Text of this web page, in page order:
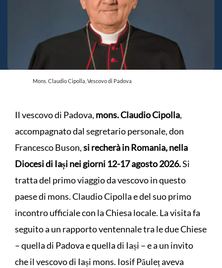
Mons. Claudio Cipolla, Vescovo di Padova
Il vescovo di Padova, mons. Claudio Cipolla,
accompagnato dal segretario personale, don
Francesco Buson,si recherà in Romania, nella
Diocesi di Iași nei giorni 12-17 agosto 2026.Si
tratta del primo viaggio da vescovo in questo
paese di mons. Claudio Cipolla e del suo primo
incontro ufficiale con la Chiesa locale. La visita fa
seguito a un rapporto ventennale tra le due Chiese
– quella di Padova e quella di Iași – e a un invito
che il vescovo di Iași mons. Iosif Păuleț aveva